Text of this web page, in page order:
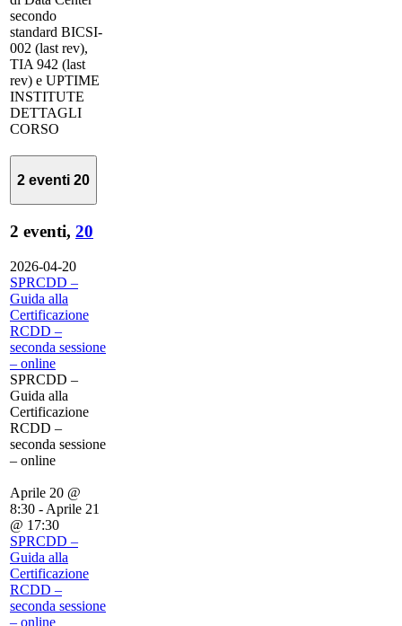
secondo
standard BICSI-
002 (last rev),
TIA 942 (last
rev) e UPTIME
INSTITUTE
DETTAGLI
CORSO
2 eventi 20
2 eventi, 20
2026-04-20
SPRCDD –
Guida alla
Certificazione
RCDD –
seconda sessione
– online
SPRCDD –
Guida alla
Certificazione
RCDD –
seconda sessione
– online
Aprile 20 @
8:30 - Aprile 21
@ 17:30
SPRCDD –
Guida alla
Certificazione
RCDD –
seconda sessione
– online